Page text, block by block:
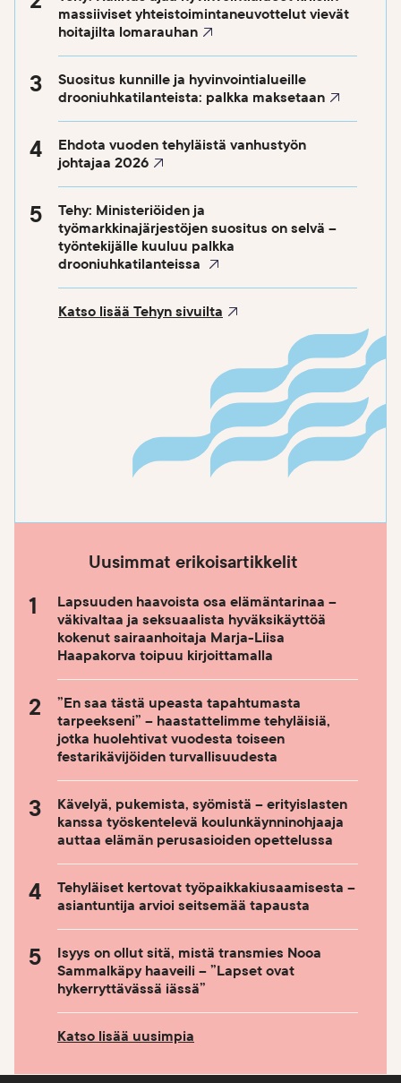
massiiviset yhteistoimintaneuvottelut vievät
hoitajilta lomarauhan
Suositus kunnille ja hyvinvointialueille
drooniuhkatilanteista: palkka maksetaan
Ehdota vuoden tehyläistä vanhustyön
johtajaa 2026
Tehy: Ministeriöiden ja
työmarkkinajärjestöjen suositus on selvä –
työntekijälle kuuluu palkka
drooniuhkatilanteissa
Katso lisää Tehyn sivuilta
Uusimmat erikoisartikkelit
Lapsuuden haavoista osa elämäntarinaa –
väkivaltaa ja seksuaalista hyväksikäyttöä
kokenut sairaanhoitaja Marja-Liisa
Haapakorva toipuu kirjoittamalla
”En saa tästä upeasta tapahtumasta
tarpeekseni” – haastattelimme tehyläisiä,
jotka huolehtivat vuodesta toiseen
festarikävijöiden turvallisuudesta
Kävelyä, pukemista, syömistä – erityislasten
kanssa työskentelevä koulunkäynninohjaaja
auttaa elämän perusasioiden opettelussa
Tehyläiset kertovat työpaikkakiusaamisesta –
asiantuntija arvioi seitsemää tapausta
Isyys on ollut sitä, mistä transmies Nooa
Sammalkäpy haaveili – ”Lapset ovat
hykerryttävässä iässä”
Katso lisää uusimpia